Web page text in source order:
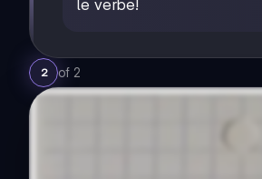
le verbe!
2 of 2